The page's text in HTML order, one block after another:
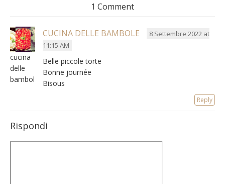
1 Comment
cucina
delle
bambole
CUCINA DELLE BAMBOLE
8 Settembre 2022 at
11:15 AM
Belle piccole torte
Bonne journée
Bisous
Reply
Rispondi